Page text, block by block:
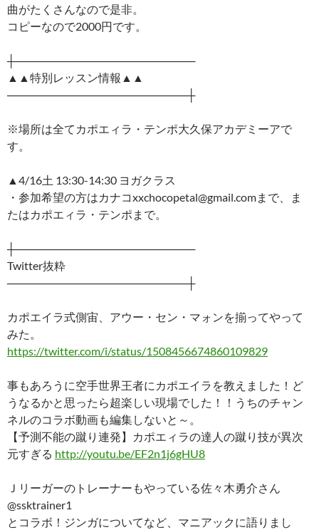
曲がたくさんなので是非。
コピーなので2000円です。
┼───────────────────────
▲▲特別レッスン情報▲▲
───────────────────────┼
※場所は全てカポエィラ・テンポ大久保アカデミーアで
す。
▲4/16土 13:30-14:30 ヨガクラス
・参加希望の方はカナコxxchocopetal@gmail.comまで、ま
たはカポエィラ・テンポまで。
┼───────────────────────
Twitter抜粋
───────────────────────┼
カポエイラ式側宙、アウー・セン・マォンを揃ってやって
みた。
https://twitter.com/i/status/1508456674860109829
事もあろうに空手世界王者にカポエイラを教えました！ど
うなるかと思ったら超楽しい現場でした！！うちのチャン
ネルのコラボ動画も編集しないと～。
【予測不能の蹴り連発】カポエィラの達人の蹴り技が異次
元すぎる http://youtu.be/EF2n1j6gHU8
Ｊリーガーのトレーナーもやっている佐々木勇介さん
@ssktrainer1
とコラボ！ジンガについてなど、マニアックに語りまし